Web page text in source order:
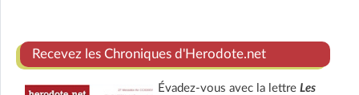
Recevez les Chroniques d'Herodote.net
Évadez-vous avec la lettre Les